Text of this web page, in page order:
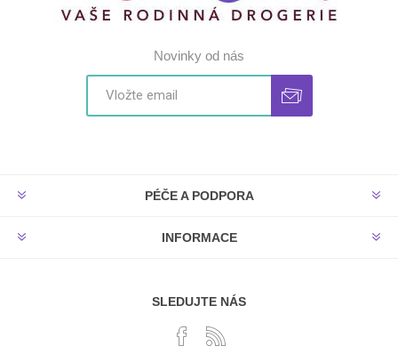
Novinky od nás
PÉČE A PODPORA
INFORMACE
SLEDUJTE NÁS